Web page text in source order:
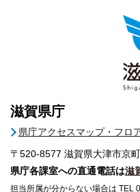
滋賀県庁
県庁アクセスマップ・フロ
〒520-8577 滋賀県大津市京
県庁各課室への直通電話は滋
担当所属が分からない場合は TEL